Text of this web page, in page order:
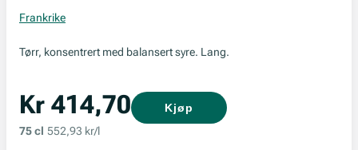
Frankrike
Tørr, konsentrert med balansert syre. Lang.
Kr 414,70
75 cl 552,93 kr/l
Kjøp